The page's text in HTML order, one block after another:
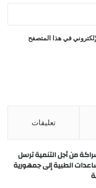
في هذا المتصفح
تعليقات
من أجل التنمية ترسل
الطبية إلى جمهورية